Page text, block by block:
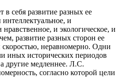
в себя развитие разных ее
и
и экологическое, и
развитие разных сторон ее
скоростью, неравномерно. Одни
иных исторических периодов
другие медленнее. Л.С.
согласно которой цели